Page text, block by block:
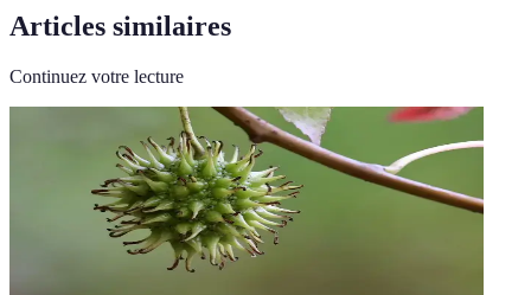
Articles similaires
Continuez votre lecture